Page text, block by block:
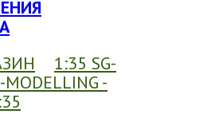
1:35 SG-
MODELLING -